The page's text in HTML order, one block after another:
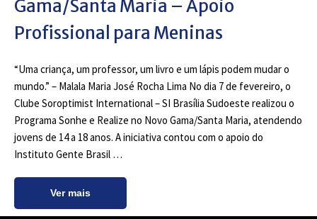
Gama/Santa Maria – Apoio
Profissional para Meninas
“Uma criança, um professor, um livro e um lápis podem mudar o
mundo.” – Malala Maria José Rocha Lima No dia 7 de fevereiro, o
Clube Soroptimist International – SI Brasília Sudoeste realizou o
Programa Sonhe e Realize no Novo Gama/Santa Maria, atendendo
jovens de 14 a 18 anos. A iniciativa contou com o apoio do
Instituto Gente Brasil …
Ver mais